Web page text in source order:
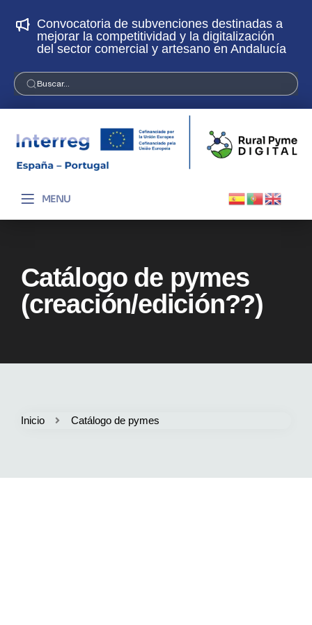
Convocatoria de subvenciones destinadas a
mejorar la competitividad y la digitalización
del sector comercial y artesano en Andalucía
Buscar...
MENU
Catálogo de pymes
(creación/edición??)
Inicio Catálogo de pymes